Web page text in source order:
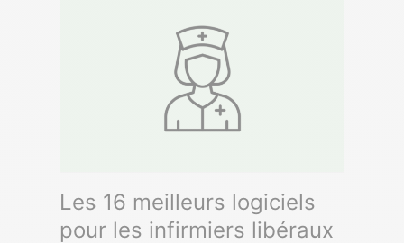
Les 16 meilleurs logiciels
pour les infirmiers libéraux